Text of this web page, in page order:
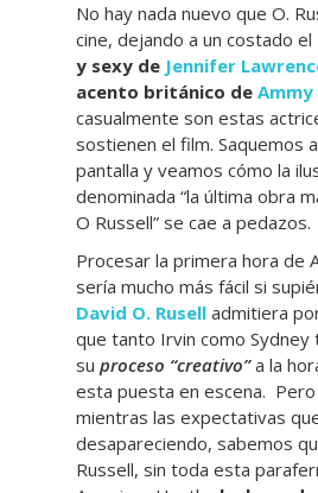
No hay nada nuevo que O.
cine, dejando a un costado el
y sexy de Jennifer
acento británico de Ammy
casualmente son estas
sostienen el film. Saquemos
pantalla y veamos cómo la
denominada “la última obra
O Russell” se cae a pedazos.
Procesar la primera hora de
sería mucho más fácil si
David O. Rusell admitiera
que tanto Irvin como Sydney
su proceso “creativo”a la
esta puesta en escena.
mientras las expectativas
desapareciendo, sabemos
Russell, sin toda esta